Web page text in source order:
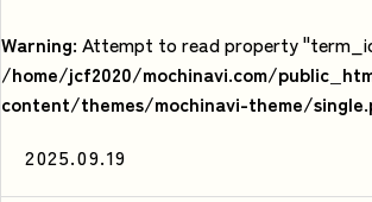
Warning: Attempt to read property
/home/jcf2020/mochinavi.com/
content/themes/mochinavi-theme/
2025.09.19